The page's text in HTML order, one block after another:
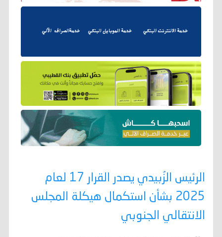
الرئيس الزُبيدي يصدر القرار 17 لعام
2025 بشأن استكمال هيكلة المجلس
الانتقالي الجنوبي